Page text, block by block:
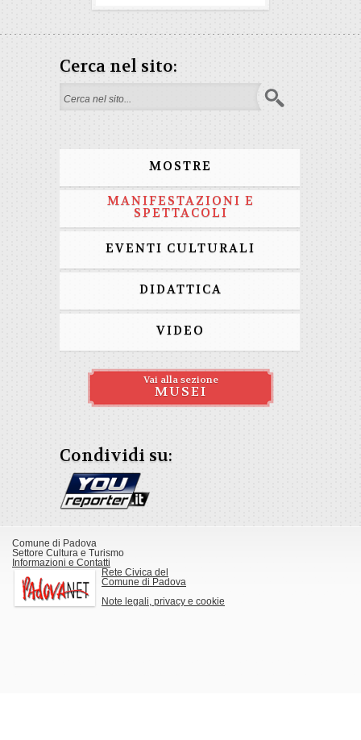
Cerca nel sito:
Form di ricerca
MOSTRE
MANIFESTAZIONI E
SPETTACOLI
EVENTI CULTURALI
DIDATTICA
VIDEO
Vai alla sezione
MUSEI
Condividi su:
Comune di Padova
Settore Cultura e Turismo
Informazioni e Contatti
Rete Civica del
Comune di Padova
Note legali, privacy e cookie